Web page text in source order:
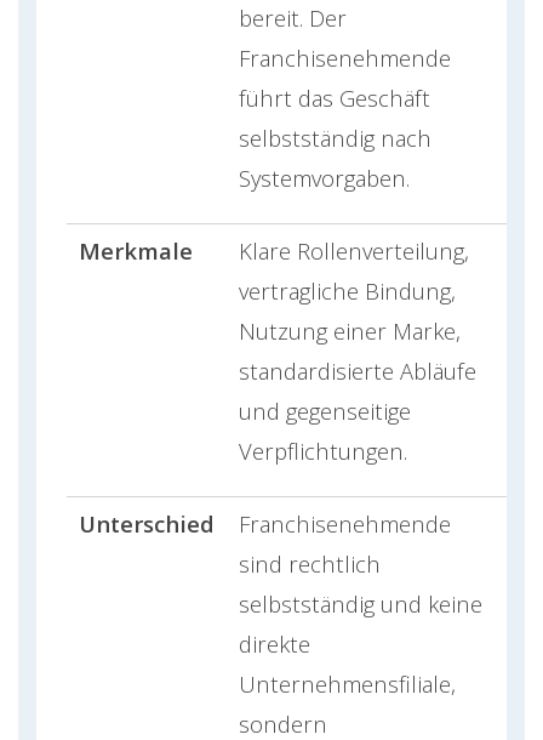
bereit. Der
Franchisenehmende
führt das Geschäft
selbstständig nach
Systemvorgaben.
Merkmale
Klare Rollenverteilung,
vertragliche Bindung,
Nutzung einer Marke,
standardisierte Abläufe
und gegenseitige
Verpflichtungen.
Unterschied
Franchisenehmende
sind rechtlich
selbstständig und keine
direkte
Unternehmensfiliale,
sondern